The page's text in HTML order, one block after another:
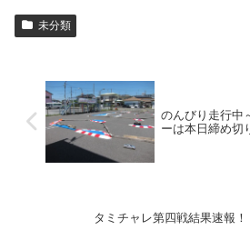
未分類
のんびり走行中
ーは本日締め切
タミチャレ第四戦結果速報！